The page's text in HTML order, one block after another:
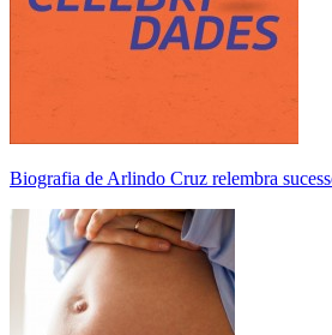
Biografia de Arlindo Cruz relembra